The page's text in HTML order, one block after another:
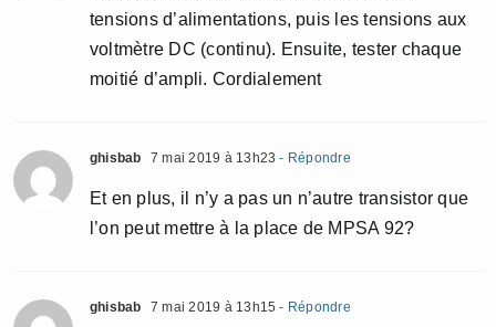
tensions d’alimentations, puis les tensions aux
voltmètre DC (continu). Ensuite, tester chaque
moitié d’ampli. Cordialement
ghisbab 7 mai 2019 à 13h23 - Répondre
Et en plus, il n’y a pas un n’autre transistor que
l’on peut mettre à la place de MPSA 92?
ghisbab 7 mai 2019 à 13h15 - Répondre